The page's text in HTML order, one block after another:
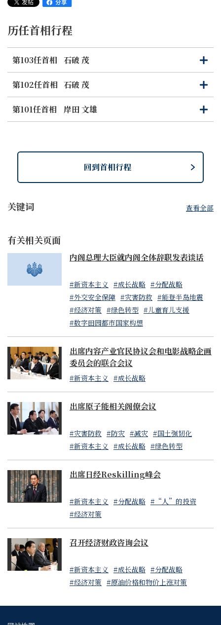
历任首相行程
第103任首相 石破 茂
打
开
关
闭
第102任首相 石破 茂
打
开
关
闭
第101任首相
岸田 文雄
打
开
关
闭
关键词 查看全部
有关相关页面
内阁总理大臣就内阁全体辞职发表谈话
#新资本主义 #成长战略 #分配战略
#外交安全保障 #灾害防救 #能登半岛地震
#经济对策 #绿色转型 #儿童育儿支援
#数字田园都市国家构想
出席内容产业官民协议会和电影战略企画
委员会的联合会议
#新资本主义 #成长战略
出席原子能相关阁僚会议
#灾害防救 #防灾 #减灾 #国土强韧化
#新资本主义 #成长战略 #绿色转型
出席日经Reskilling峰会
#新资本主义 #分配战略 #“人”的投资
#经济对策
召开经济财政咨询会议
#新资本主义 #成长战略 #分配战略
#经济对策 #原油价格和物价上涨对策
回到首相行程